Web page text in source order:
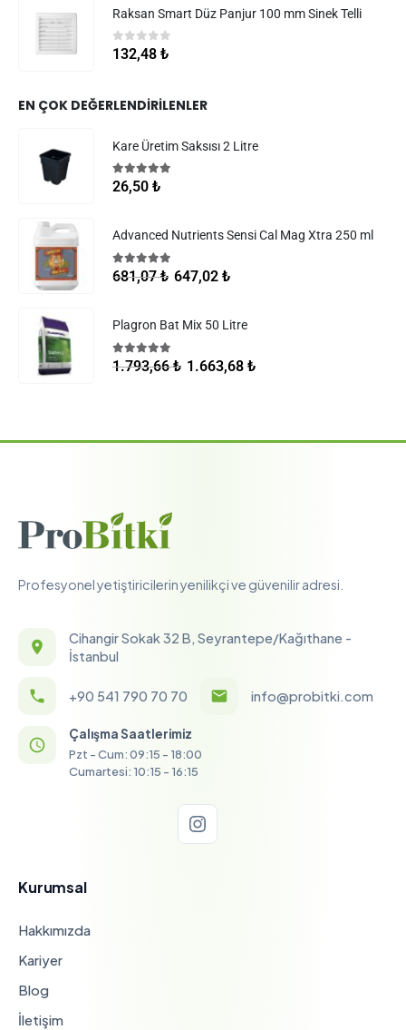
Raksan Smart Düz Panjur 100 mm Sinek Telli
05 üzerinden
132,48 ₺
EN ÇOK DEĞERLENDIRILENLER
Kare Üretim Saksısı 2 Litre
5.005 üzerinden
26,50 ₺
Advanced Nutrients Sensi Cal Mag Xtra 250 ml
5.005 üzerinden
681,07₺ 647,02 ₺
Plagron Bat Mix 50 Litre
5.005 üzerinden
1.793,66₺ 1.663,68 ₺
Profesyonel yetiştiricilerin yenilikçi ve güvenilir adresi.
Cihangir Sokak 32 B, Seyrantepe/Kağıthane -
İstanbul
+90 541 790 70 70 info@probitki.com
Çalışma Saatlerimiz
Pzt - Cum: 09:15 - 18:00
Cumartesi: 10:15 - 16:15
Kurumsal
Hakkımızda
Kariyer
Blog
İletişim